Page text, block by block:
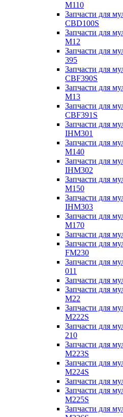
M110
Запчасти для
CBD100S
Запчасти для
M12
Запчасти для
395
Запчасти для
CBF390S
Запчасти для
M13
Запчасти для
CBF391S
Запчасти для
IHM301
Запчасти для
M140
Запчасти для
IHM302
Запчасти для
M150
Запчасти для
IHM303
Запчасти для
M170
Запчасти для
Запчасти для
FM230
Запчасти для
011
Запчасти для
Запчасти для
M22
Запчасти для
M222S
Запчасти для
210
Запчасти для
M223S
Запчасти для
M224S
Запчасти для
Запчасти для
M225S
Запчасти для